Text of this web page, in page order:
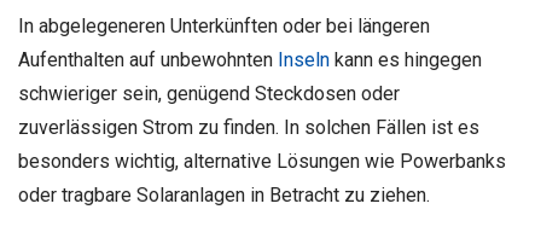
In abgelegeneren Unterkünften oder bei längeren
Aufenthalten auf unbewohnten Inseln kann es hingegen
schwieriger sein, genügend Steckdosen oder
zuverlässigen Strom zu finden. In solchen Fällen ist es
besonders wichtig, alternative Lösungen wie Powerbanks
oder tragbare Solaranlagen in Betracht zu ziehen.